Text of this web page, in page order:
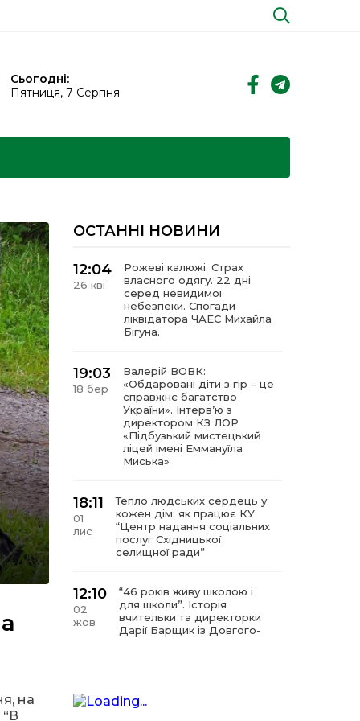
Сьогодні:
Пятниця, 7 Серпня
на
ОСТАННІ НОВИНИ
12:04
26 кві
Рожеві калюжі. Страх
власного одягу. 22 дні
серед невидимої
небезпеки. Спогади
ліквідатора ЧАЕС Михайла
Бігуна.
19:03
18 бер
Валерій ВОВК:
«Обдаровані діти з гір – це
справжнє багатство
України». Інтервʼю з
директором КЗ ЛОР
«Підбузький мистецький
ліцей імені Еммануїла
Миська»
18:11
01
лис
Тепло людських сердець у
кожен дім: як працює КУ
“Центр надання соціальних
послуг Східницької
селищної ради”
12:10
02
жов
“46 років живу школою і
для школи”. Історія
вчительки та директорки
Дарії Барщик із Довгого-
11 вер
любові до дітей”. Інтерв’ю
з директором КЗ